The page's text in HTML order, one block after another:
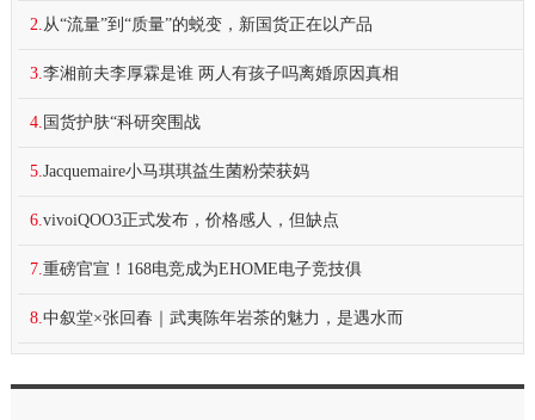
2.从“流量”到“质量”的蜕变，新国货正在以产品
3.李湘前夫李厚霖是谁 两人有孩子吗离婚原因真相
4. 国货护肤“科研突围战
5.Jacquemaire小马琪琪益生菌粉荣获妈
6.vivoiQOO3正式发布，价格感人，但缺点
7.重磅官宣！168电竞成为EHOME电子竞技俱
8.中叙堂×张回春｜武夷陈年岩茶的魅力，是遇水而